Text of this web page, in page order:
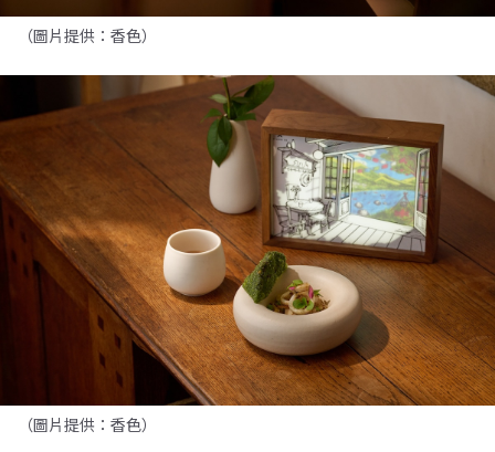
（圖片提供：香色）
（圖片提供：香色）